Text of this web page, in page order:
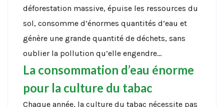
déforestation massive, épuise les ressources du
sol, consomme d’énormes quantités d’eau et
génère une grande quantité de déchets, sans
oublier la pollution qu’elle engendre…
La consommation d’eau énorme
pour la culture du tabac
Chaque année, la culture du tabac nécessite pas